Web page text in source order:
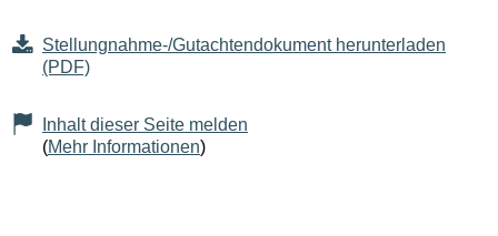
Seiteninhalt
Stellungnahme-/Gutachtendokument herunterladen
(PDF)
Inhalt dieser Seite melden
(Mehr Informationen)